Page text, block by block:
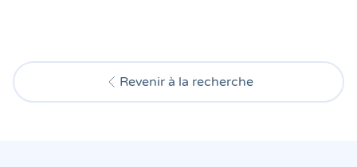
Revenir à la recherche